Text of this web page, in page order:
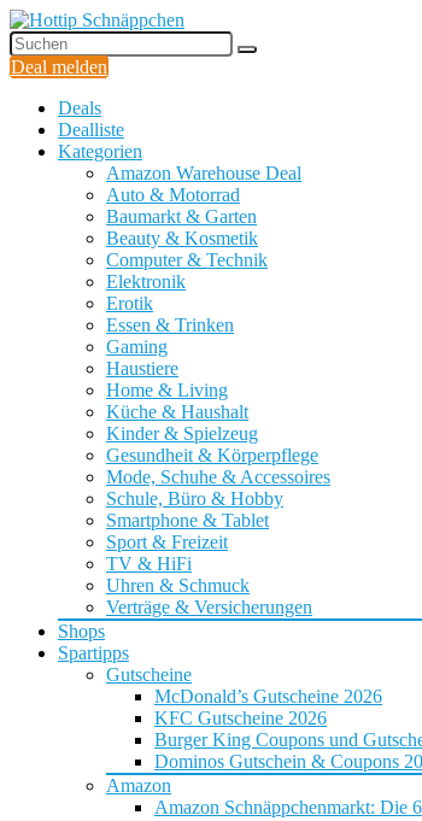
Deal melden
Deals
Dealliste
Kategorien
Amazon Warehouse Deal
Auto & Motorrad
Baumarkt & Garten
Beauty & Kosmetik
Computer & Technik
Elektronik
Erotik
Essen & Trinken
Gaming
Haustiere
Home & Living
Küche & Haushalt
Kinder & Spielzeug
Gesundheit & Körperpflege
Mode, Schuhe & Accessoires
Schule, Büro & Hobby
Smartphone & Tablet
Sport & Freizeit
TV & HiFi
Uhren & Schmuck
Verträge & Versicherungen
Shops
Spartipps
Gutscheine
McDonald’s Gutscheine 2026
KFC Gutscheine 2026
Burger King Coupons und
Dominos Gutschein & Coupons
Amazon
Amazon Schnäppchenmarkt: Die